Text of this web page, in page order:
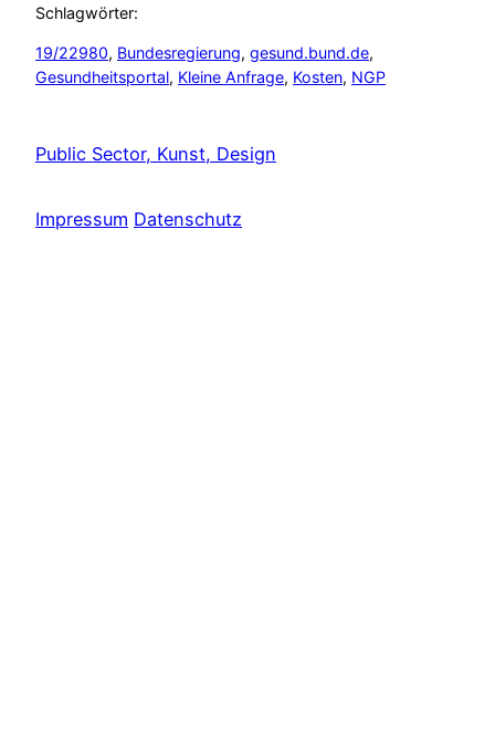
Schlagwörter:
19/22980, Bundesregierung, gesund.bund.de
Gesundheitsportal, Kleine Anfrage, Kosten, NGP
Public Sector, Kunst, Design
Impressum Datenschutz